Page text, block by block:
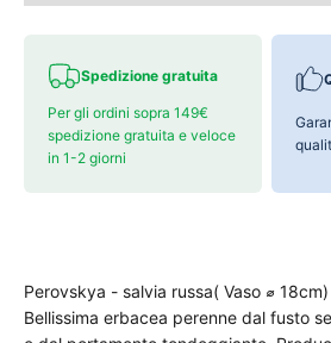
Spedizione gratuita
Per gli ordini sopra 149€
spedizione gratuita e veloce
in 1-2 giorni
Perovskya - salvia russa( Vaso ⌀ 18cm)
Bellissima erbacea perenne dal fusto